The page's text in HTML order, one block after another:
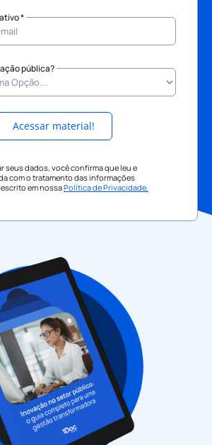
*
pública?
Acessar material!
seus dados, você confirma que leu e
com o tratamento das informações
em nossaPolítica de Privacidade.